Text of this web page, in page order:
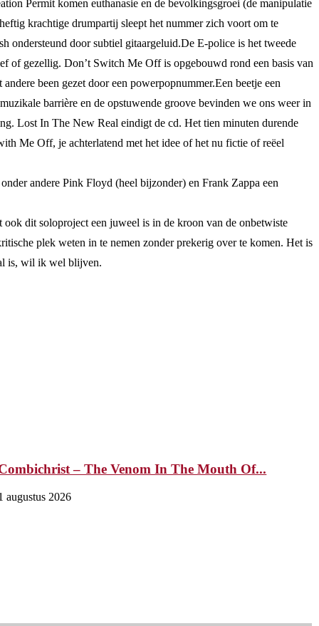
Permit komen euthanasie en de bevolkingsgroei (de manipulatie
krachtige drumpartij sleept het nummer zich voort om te
ondersteund door subtiel gitaargeluid.De E-police is het tweede
of gezellig. Don’t Switch Me Off is opgebouwd rond een basis van
been gezet door een powerpopnummer.Een beetje een
barrière en de opstuwende groove bevinden we ons weer in
Lost In The New Real eindigt de cd. Het tien minuten durende
Me Off, je achterlatend met het idee of het nu fictie of reëel
andere Pink Floyd (heel bijzonder) en Frank Zappa een
dit soloproject een juweel is in de kroon van de onbetwiste
plek weten in te nemen zonder prekerig over te komen. Het is
is, wil ik wel blijven.
– The Venom In The Mouth Of...
augustus 2026